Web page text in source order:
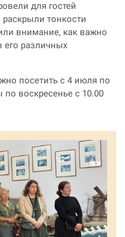
для гостей
тонкости
внимание, как важно
его различных
посетить с 4 июля по
по воскресенье с 10.00